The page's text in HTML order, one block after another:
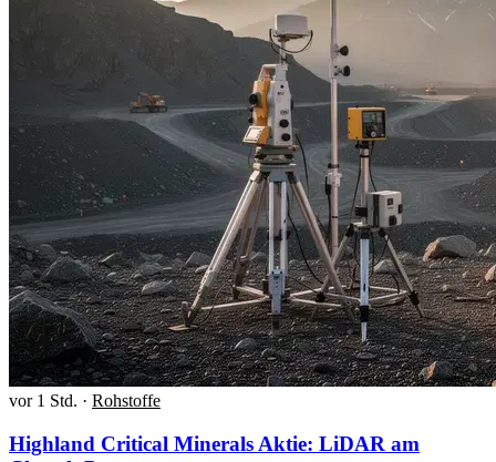
vor 1 Std. · Rohstoffe
Highland Critical Minerals Aktie: LiDAR am